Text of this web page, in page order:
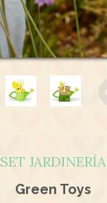
SET JARDINERÍA
Green Toys